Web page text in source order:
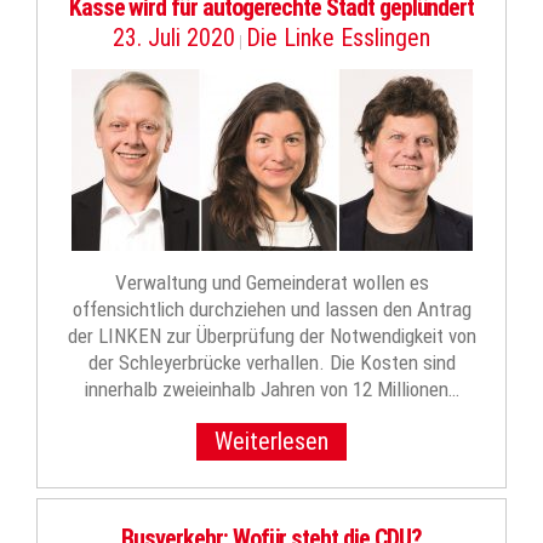
Kasse wird für autogerechte Stadt geplündert
23. Juli 2020 | Die Linke Esslingen
Verwaltung und Gemeinderat wollen es
offensichtlich durchziehen und lassen den Antrag
der LINKEN zur Überprüfung der Notwendigkeit von
der Schleyerbrücke verhallen. Die Kosten sind
innerhalb zweieinhalb Jahren von 12 Millionen…
Weiterlesen